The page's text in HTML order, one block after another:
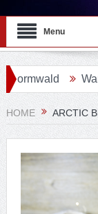
Menu
HOME ARCTIC